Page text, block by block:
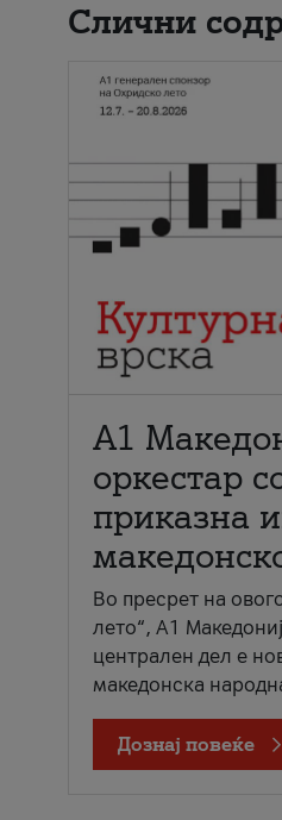
Слични
А1
оркестар
приказна
Во пресрет на
лето“, А1
централен дел е
македонска
Дознај повеќе